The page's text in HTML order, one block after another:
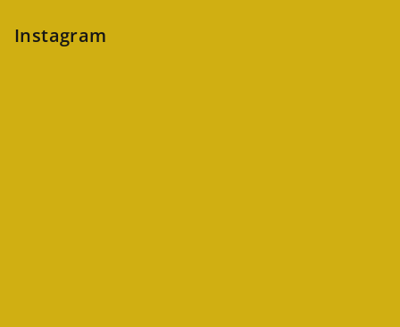
Instagram